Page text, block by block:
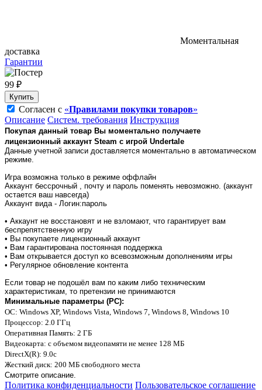
Моментальная
доставка
Гарантии
99 ₽
Купить
Согласен с «Правилами покупки товаров»
Описание Систем. требования Инструкция
Покупая данный товар Вы моментально получаете
лицензионный аккаунт Steam с игрой Undertale
Данные учетной записи доставляется моментально в автоматическом
режиме.
Игра возможна только в режиме оффлайн
Аккаунт бессрочный , почту и пароль поменять невозможно. (аккаунт
остается ваш навсегда)
Аккаунт вида - Логин:пароль
• Аккаунт не восстановят и не взломают, что гарантирует вам
беспрепятственную игру
• Вы покупаете лицензионный аккаунт
• Вам гарантирована постоянная поддержка
• Вам открывается доступ ко всевозможным дополнениям игры
• Регулярное обновление контента
Если товар не подошёл вам по каким либо техническим
характеристикам, то претензии не принимаются
Минимальные параметры (PC):
OC: Windows XP, Windows Vista, Windows 7, Windows 8, Windows 10
Процессор: 2.0 ГГц
Оперативная Память: 2 ГБ
Видеокарта: с объемом видеопамяти не менее 128 МБ
DirectX(R): 9.0c
Жесткий диск: 200 MБ свободного места
Смотрите описание.
Политика конфиденциальности Пользовательское соглашение